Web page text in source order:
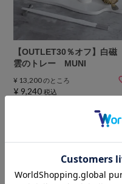
【OUTLET30％オフ】白磁
雲のトレー MUNI
¥ 13,200 のところ
¥ 9,240 税込